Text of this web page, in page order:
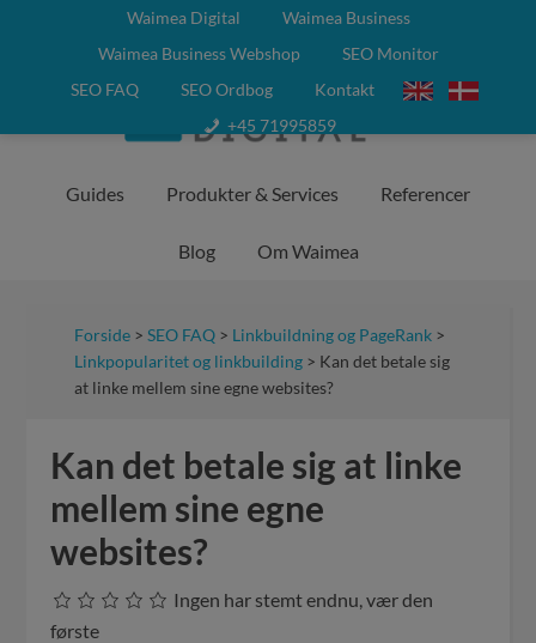
Waimea Digital
Waimea Business
Waimea Business Webshop
SEO Monitor
SEO FAQ
SEO Ordbog
Kontakt
+45 71995859
Guides Produkter & Services Referencer
Blog Om Waimea
Forside >SEO FAQ > Linkbuildning og PageRank >
Linkpopularitet og linkbuilding > Kan det betale sig
at linke mellem sine egne websites?
Kan det betale sig at linke
mellem sine egne
websites?
Ingen har stemt endnu, vær den
første